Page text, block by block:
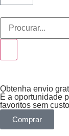
Obtenha envio
É a oportunidade
favoritos sem
Comprar